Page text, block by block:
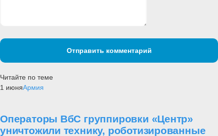
Отправить комментарий
Читайте по теме
1 июняАрмия
Операторы ВбС группировки «Центр»
уничтожили технику, роботизированные